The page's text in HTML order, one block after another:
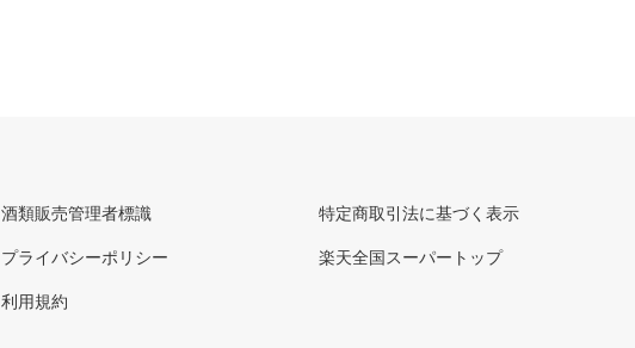
酒類販売管理者標識
プライバシーポリシー
利用規約
特定商取引法に基づく表示
楽天全国スーパートップ